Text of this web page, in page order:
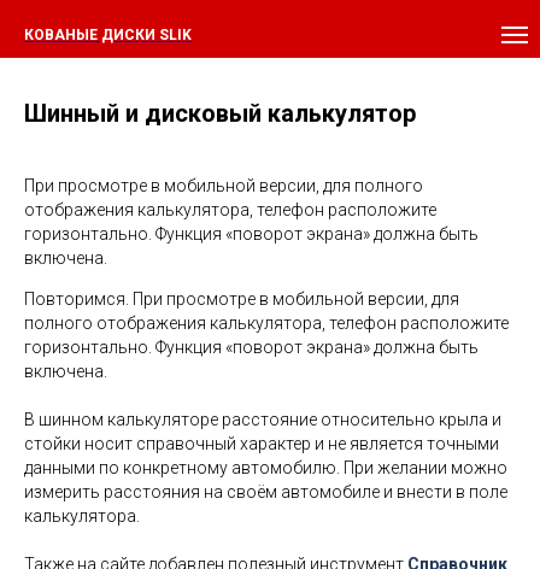
КОВАНЫЕ ДИСКИ SLIK
Шинный и дисковый калькулятор
При просмотре в мобильной версии, для полного
отображения калькулятора, телефон расположите
горизонтально. Функция «поворот экрана» должна быть
включена.
Повторимся. При просмотре в мобильной версии, для
полного отображения калькулятора, телефон расположите
горизонтально. Функция «поворот экрана» должна быть
включена.
В шинном калькуляторе расстояние относительно крыла и
стойки носит справочный характер и не является точными
данными по конкретному автомобилю. При желании можно
измерить расстояния на своём автомобиле и внести в поле
калькулятора.
Также на сайте добавлен полезный инструмент Справочник